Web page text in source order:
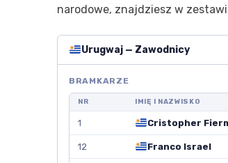
narodowe, znajdziesz w
Urugwaj — Zawodnicy
BRAMKARZE
NR IMIĘ I NAZWISKO
1 Cristopher
12 Franco Israel